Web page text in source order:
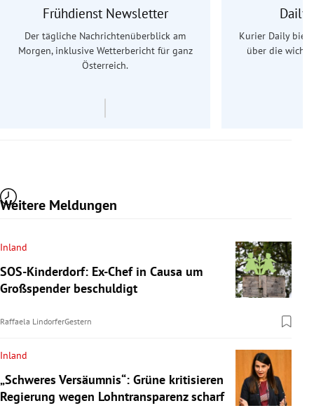
Frühdienst Newsletter
Der tägliche Nachrichtenüberblick am
Morgen, inklusive Wetterbericht für ganz
Österreich.
Daily
Kurier Daily
über die
Weitere Meldungen
Inland
SOS-Kinderdorf: Ex-Chef in Causa um
Großspender beschuldigt
Raffaela LindorferGestern
Inland
„Schweres Versäumnis“: Grüne kritisieren
Regierung wegen Lohntransparenz scharf